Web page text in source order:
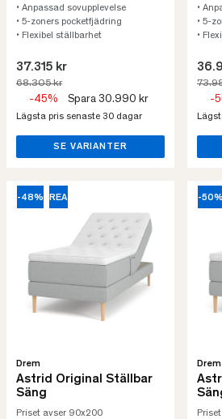
• Anpassad sovupplevelse
• 5-zoners pocketfjädring
• Flexibel ställbarhet
37.315 kr
68.305 kr
-45% Spara 30.990 kr
Lägsta pris senaste 30 dagar
SE VARIANTER
•
• 5-
•
-
-48% REA
Drem
Astrid Original Ställbar
Säng
Priset avser 90x200
-50%
Drem